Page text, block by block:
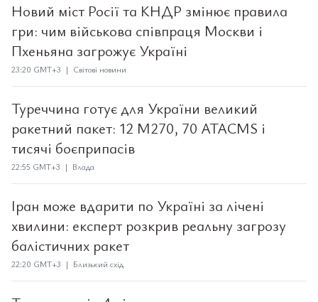
Новий міст Росії та КНДР змінює правила
гри: чим військова співпраця Москви і
Пхеньяна загрожує Україні
23:20 GMT+3 | Світові новини
Туреччина готує для України великий
ракетний пакет: 12 M270, 70 ATACMS і
тисячі боєприпасів
22:55 GMT+3 | Влада
Іран може вдарити по Україні за лічені
хвилини: експерт розкрив реальну загрозу
балістичних ракет
22:20 GMT+3 | Близький схід